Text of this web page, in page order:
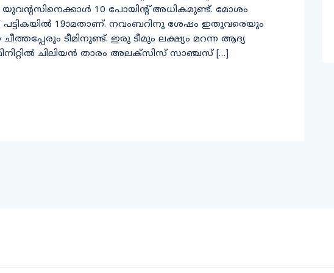
10​ പോയിന്‍റ്​ അധികമുണ്ട്​. മോശം
പട്ടികയിൽ 19ാമതാണ്​. നവംബറിനു ശേഷം ഇതുവരെയും
ചീത്തപ്പേരും ടീമിനുണ്ട്​. ഇരു ​ടീമും ലക്ഷ്യം മറന്ന ആദ്യ
ചിലിയൻ താരം അലക്​സിസ്​ സാഞ്ചസ്​ […]